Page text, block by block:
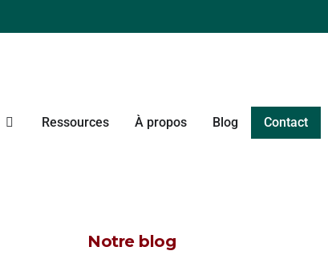
Ressources À propos Blog Contact
Notre blog